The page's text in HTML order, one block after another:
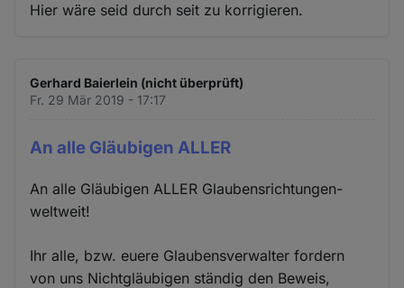
Hier wäre seid durch seit zu korrigieren.
Gerhard Baierlein (nicht überprüft)
Fr. 29 Mär 2019 - 17:17
An alle Gläubigen ALLER
An alle Gläubigen ALLER Glaubensrichtungen-
weltweit!
Ihr alle, bzw. euere Glaubensverwalter fordern
von uns Nichtgläubigen ständig den Beweis,